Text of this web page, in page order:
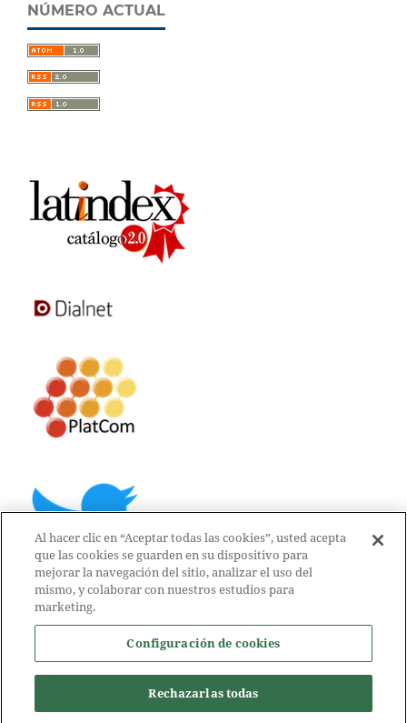
NÚMERO ACTUAL
Al hacer clic en “Aceptar todas las cookies”, usted acepta
que las cookies se guarden en su dispositivo para
mejorar la navegación del sitio, analizar el uso del
mismo, y colaborar con nuestros estudios para
marketing.
Configuración de cookies
Rechazarlas todas